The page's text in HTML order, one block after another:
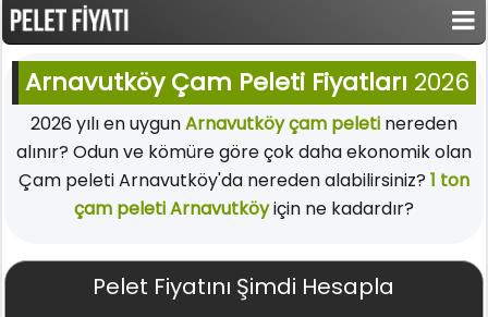
Arnavutköy Çam Peleti Fiyatları 2026
2026 yılı en uygunArnavutköy çam peletinereden
alınır? Odun ve kömüre göre çok daha ekonomik olan
Çam peleti Arnavutköy'da nereden alabilirsiniz? 1 ton
çam peleti Arnavutköyiçin ne kadardır?
Pelet Fiyatını Şimdi Hesapla